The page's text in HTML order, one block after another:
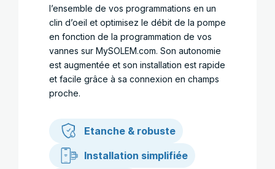
l’ensemble de vos programmations en un
clin d’oeil et optimisez le débit de la pompe
en fonction de la programmation de vos
vannes sur MySOLEM.com. Son autonomie
est augmentée et son installation est rapide
et facile grâce à sa connexion en champs
proche.
Etanche & robuste
Installation simplifiée